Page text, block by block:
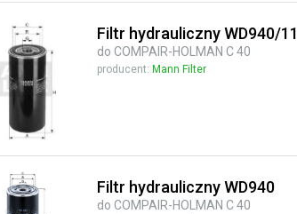
Filtr hydrauliczny WD940/11
do COMPAIR-HOLMAN C 40
producent: Mann Filter
Filtr hydrauliczny WD940
do COMPAIR-HOLMAN C 40